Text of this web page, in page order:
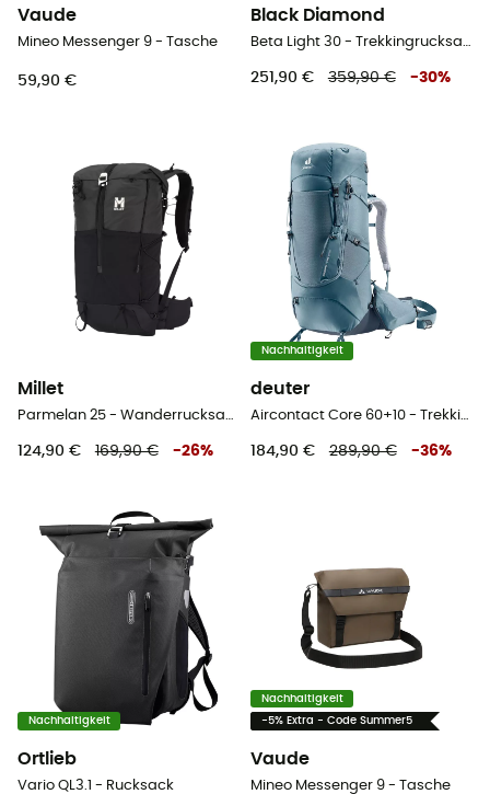
Vaude
Mineo Messenger 9 - Tasche
59,90 €
Black Diamond
Beta Light 30 - Trekkingrucksack
251,90 € 359,90 € -30%
Millet
Parmelan 25 - Wanderrucksack
124,90 € 169,90 € -26%
Nachhaltigkeit
deuter
Aircontact Core 60+10 - Trekkingrucksack - Herren
184,90 € 289,90 € -36%
Nachhaltigkeit
Ortlieb
Vario QL3.1 - Rucksack
Nachhaltigkeit
-5% Extra - Code Summer5
Vaude
Mineo Messenger 9 - Tasche